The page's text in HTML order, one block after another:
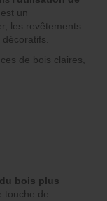
est un
les revêtements
de bois claires,
bois plus
touche de